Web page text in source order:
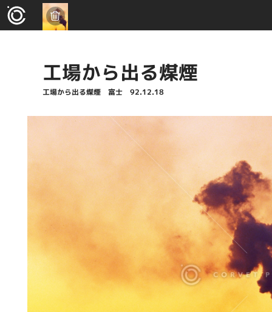
工場から出る煤煙
工場から出る煤煙 富士 92.12.18